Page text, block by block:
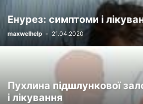
Енурез: симптоми і
maxwelhelp - 21.04.2020
Пухлина підшлункової
і лікування